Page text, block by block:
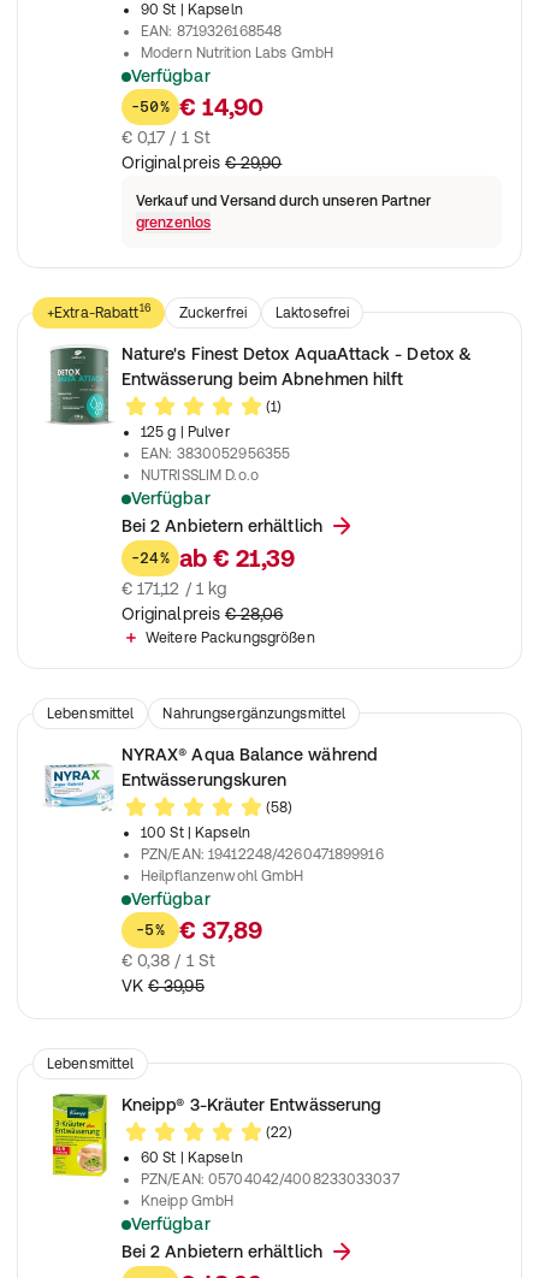
90 St
| Kapseln
EAN: 8719326168548
Modern Nutrition Labs GmbH
Verfügbar
AKTION kurzes Mindesthaltbarkeitsdatum 31.08.26 | 540mg
-50% € 14,90
€ 0,17 / 1 St
Originalpreis € 29,90
Verkauf und Versand durch unseren Partner
grenzenlos
+Extra-Rabatt16 Zuckerfrei
Laktosefrei
Konservierungsstofffrei
vegan
vegetarisch
pflanzlich
Nahrungsergänzungsmittel
Nature's Finest Detox AquaAttack - Detox &
Entwässerung beim Abnehmen hilft
(1)
125 g
| Pulver
EAN: 3830052956355
NUTRISSLIM D.o.o
Verfügbar
2-in-1 Schlankheits-Entgiftungsformel, die
Bei 2 Anbietern erhältlich
-24% ab € 21,39
€ 171,12 / 1 kg
Originalpreis € 28,06
Weitere Packungsgrößen
Lebensmittel Nahrungsergänzungsmittel
NYRAX® Aqua Balance während
Entwässerungskuren
(58)
100 St
| Kapseln
PZN/EAN:19412248/4260471899916
Heilpflanzenwohl GmbH
Verfügbar
Unterstützt die natürliche Nierenausscheidung
-5% € 37,89
€ 0,38 / 1 St
VK € 39,95
Lebensmittel
Kneipp® 3-Kräuter Entwässerung
(22)
60 St
| Kapseln
PZN/EAN:05704042/4008233033037
Kneipp GmbH
Verfügbar
Nahrungsergänzungsmittel mit Biotin und Folsäure
Bei 2 Anbietern erhältlich